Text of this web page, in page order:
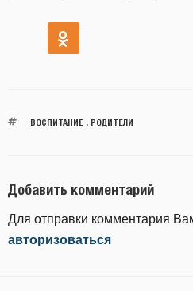
ВОСПИТАНИЕ, РОДИТЕЛИ
Добавить комментарий
Для отправки комментария
авторизоваться